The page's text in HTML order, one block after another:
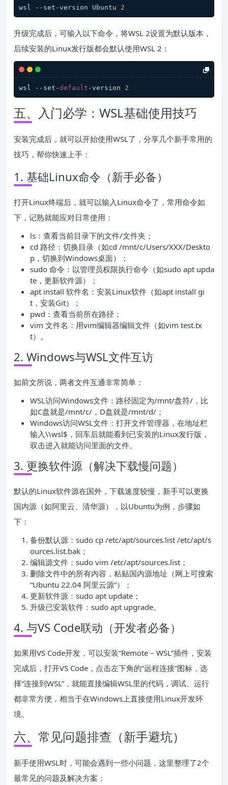
wsl --set-version Ubuntu 2
升级完成后，可输入以下命令，将WSL 2设置为默认版本，
后续安装的Linux发行版都会默认使用WSL 2：
wsl --set-default -version 2
五、入门必学：WSL基础使用技巧
安装完成后，就可以开始使用WSL了，分享几个新手常用的
技巧，帮你快速上手：
1. 基础Linux命令（新手必备）
打开Linux终端后，就可以输入Linux命令了，常用命令如
下，记熟就能应对日常使用：
ls：查看当前目录下的文件/文件夹；
cd 路径：切换目录（如cd /mnt/c/Users/XXX/Deskto
p，切换到Windows桌面）；
sudo 命令：以管理员权限执行命令（如sudo apt upda
te，更新软件源）；
apt install 软件名：安装Linux软件（如apt install gi
t，安装Git）；
pwd：查看当前所在路径；
vim 文件名：用vim编辑器编辑文件（如vim test.tx
t）。
2. Windows与WSL文件互访
如前文所说，两者文件互通非常简单：
WSL访问Windows文件：路径固定为/mnt/盘符/，比
如C盘就是/mnt/c/，D盘就是/mnt/d/；
Windows访问WSL文件：打开文件管理器，在地址栏
输入\\wsl$，回车后就能看到已安装的Linux发行版，
双击进入就能访问里面的文件。
3. 更换软件源（解决下载慢问题）
默认的Linux软件源在国外，下载速度较慢，新手可以更换
国内源（如阿里云、清华源），以Ubuntu为例，步骤如
下：
备份默认源：sudo cp /etc/apt/sources.list /etc/apt/s
ources.list.bak；
编辑源文件：sudo vim /etc/apt/sources.list；
删除文件中的所有内容，粘贴国内源地址（网上可搜索
“Ubuntu 22.04 阿里云源”）；
更新软件源：sudo apt update；
升级已安装软件：sudo apt upgrade。
4. 与VS Code联动（开发者必备）
如果用VS Code开发，可以安装“Remote – WSL”插件，安装
完成后，打开VS Code，点击左下角的“远程连接”图标，选
择“连接到WSL”，就能直接编辑WSL里的代码，调试、运行
都非常方便，相当于在Windows上直接使用Linux开发环
境。
六、常见问题排查（新手避坑）
新手使用WSL时，可能会遇到一些小问题，这里整理了2个
最常见的问题及解决方案：